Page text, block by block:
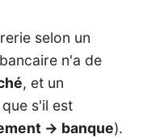
selon un
n'a de
, et un
s'il est
→ banque).